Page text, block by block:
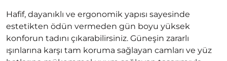
Hafif, dayanıklı ve ergonomik yapısı sayesinde
estetikten ödün vermeden gün boyu yüksek
konforun tadını çıkarabilirsiniz. Güneşin zararlı
ışınlarına karşı tam koruma sağlayan camları ve yüz